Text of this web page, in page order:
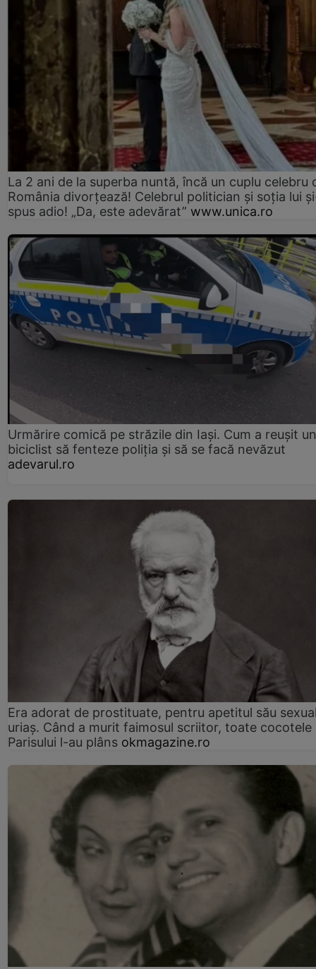
La 2 ani de la superba nuntă, încă un cuplu celebru
România divorțează! Celebrul politician și soția lui
spus adio! „Da, este adevărat” www.unica.ro
Urmărire comică pe străzile din Iași. Cum a reușit un
biciclist să fenteze poliția și să se facă nevăzut
adevarul.ro
Era adorat de prostituate, pentru apetitul său
uriaș. Când a murit faimosul scriitor, toate cocotele
Parisului l-au plâns okmagazine.ro